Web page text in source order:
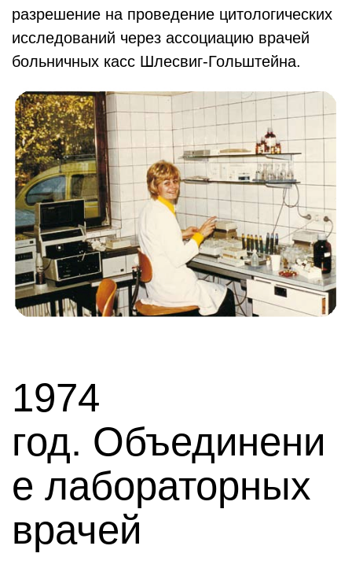
разрешение на проведение цитологических
исследований через ассоциацию врачей
больничных касс Шлесвиг-Гольштейна.
1974
год. Объединени
е лабораторных
врачей